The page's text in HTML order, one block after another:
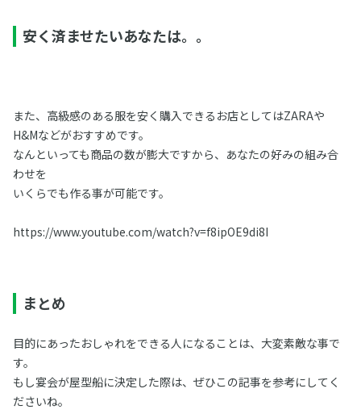
安く済ませたいあなたは。。
また、高級感のある服を安く購入できるお店としてはZARAや
H&Mなどがおすすめです。
なんといっても商品の数が膨大ですから、あなたの好みの組み合
わせを
いくらでも作る事が可能です。
https://www.youtube.com/watch?v=f8ipOE9di8I
まとめ
目的にあったおしゃれをできる人になることは、大変素敵な事で
す。
もし宴会が屋型船に決定した際は、ぜひこの記事を参考にしてく
ださいね。